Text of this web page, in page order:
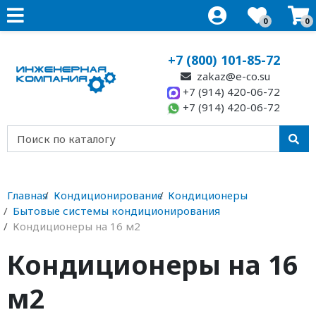
0 0
+7 (800) 101-85-72
zakaz@e-co.su
+7 (914) 420-06-72
+7 (914) 420-06-72
Главная Кондиционирование Кондиционеры
Бытовые системы кондиционирования
Кондиционеры на 16 м2
Кондиционеры на 16
м2